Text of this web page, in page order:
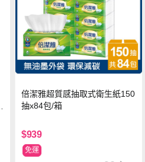
倍潔雅超質感抽取式衛生紙150
抽x84包/箱
$939
免運